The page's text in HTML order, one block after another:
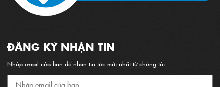
ĐĂNG KÝ NHẬN TIN
Nhập email của bạn để nhận tin tức mới nhất từ chúng tôi